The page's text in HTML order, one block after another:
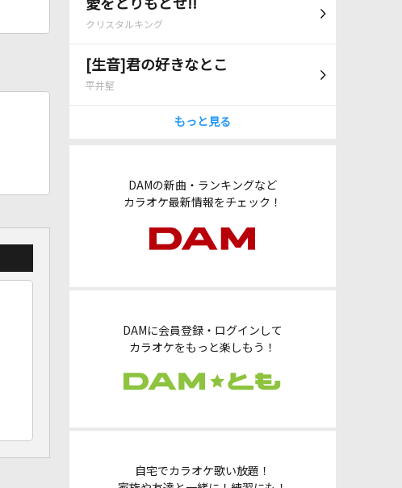
愛をとりもどせ!!
クリスタルキング
[生音]君の好きなとこ
平井堅
もっと見る
DAMの新曲・ランキングなど
カラオケ最新情報をチェック！
DAMに会員登録・ログインして
カラオケをもっと楽しもう！
自宅でカラオケ歌い放題！